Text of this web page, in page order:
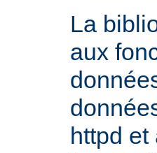
La
aux
httpd et